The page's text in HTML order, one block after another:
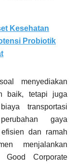
Kesehatan
Probiotik
menyediakan
baik, tetapi juga
transportasi
gaya
dan ramah
menjalankan
Corporate